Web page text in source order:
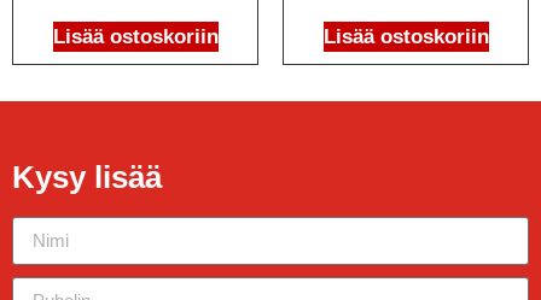
Lisää ostoskoriin Lisää ostoskoriin
Kysy lisää